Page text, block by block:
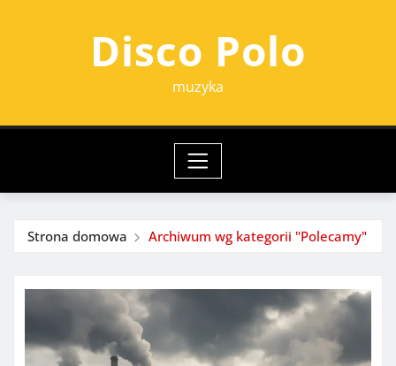
Disco Polo
muzyka
Strona domowa Archiwum wg kategorii "Polecamy"